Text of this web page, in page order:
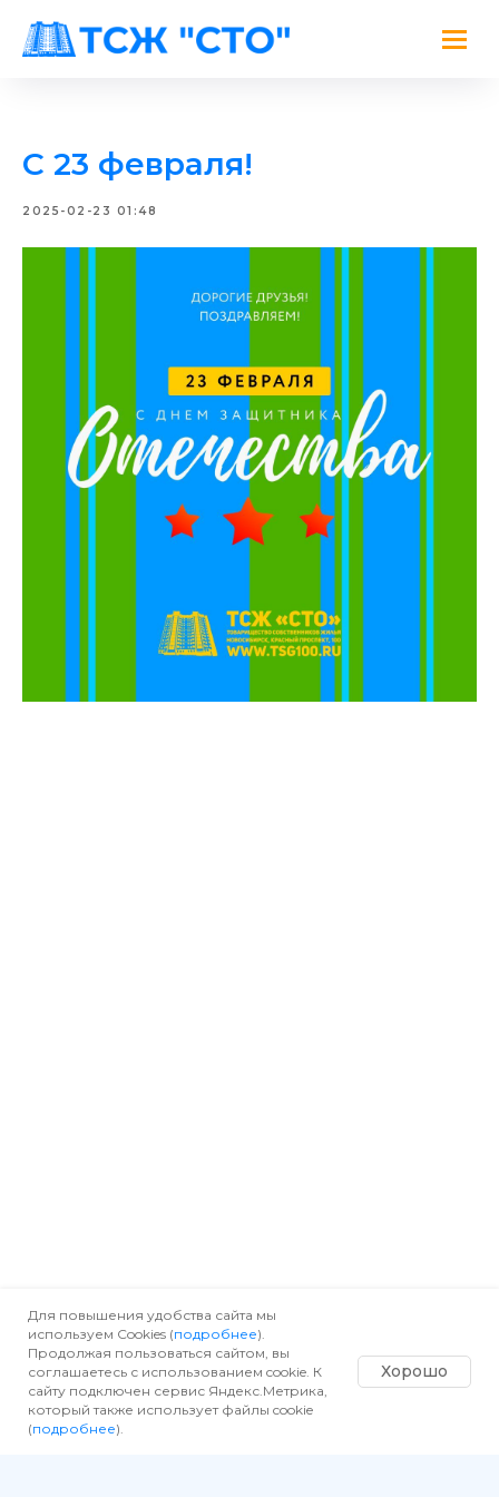
С 23 февраля!
2025-02-23 01:48
Для повышения удобства сайта мы
используем Cookies (подробнее).
Продолжая пользоваться сайтом, вы
соглашаетесь с использованием cookie. К
сайту подключен сервис Яндекс.Метрика,
который также использует файлы cookie
(подробнее).
Хорошо